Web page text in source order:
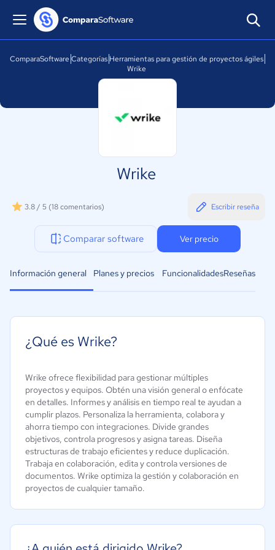
ComparaSoftware Categorías Herramientas para gestión de proyectos ágiles
Wrike
Wrike
3.8 / 5 (18 comentarios) Escribir reseña
Comparar software Ver precio
Información general Planes y precios FuncionalidadesReseñas
¿Qué es Wrike?
Wrike ofrece flexibilidad para gestionar múltiples
proyectos y equipos. Obtén una visión general o enfócate
en detalles. Informes y análisis en tiempo real te ayudan a
cumplir plazos. Personaliza la herramienta, colabora y
ahorra tiempo con integraciones. Divide grandes
objetivos, controla progresos y asigna tareas. Diseña
estructuras de trabajo eficientes y reduce duplicación.
Trabaja en colaboración, edita y controla versiones de
documentos. Wrike optimiza la gestión y colaboración en
proyectos de cualquier tamaño.